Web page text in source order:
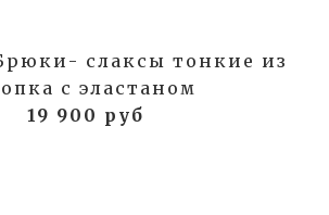
Брюки- слаксы тонкие из
с эластаном
19 900 руб